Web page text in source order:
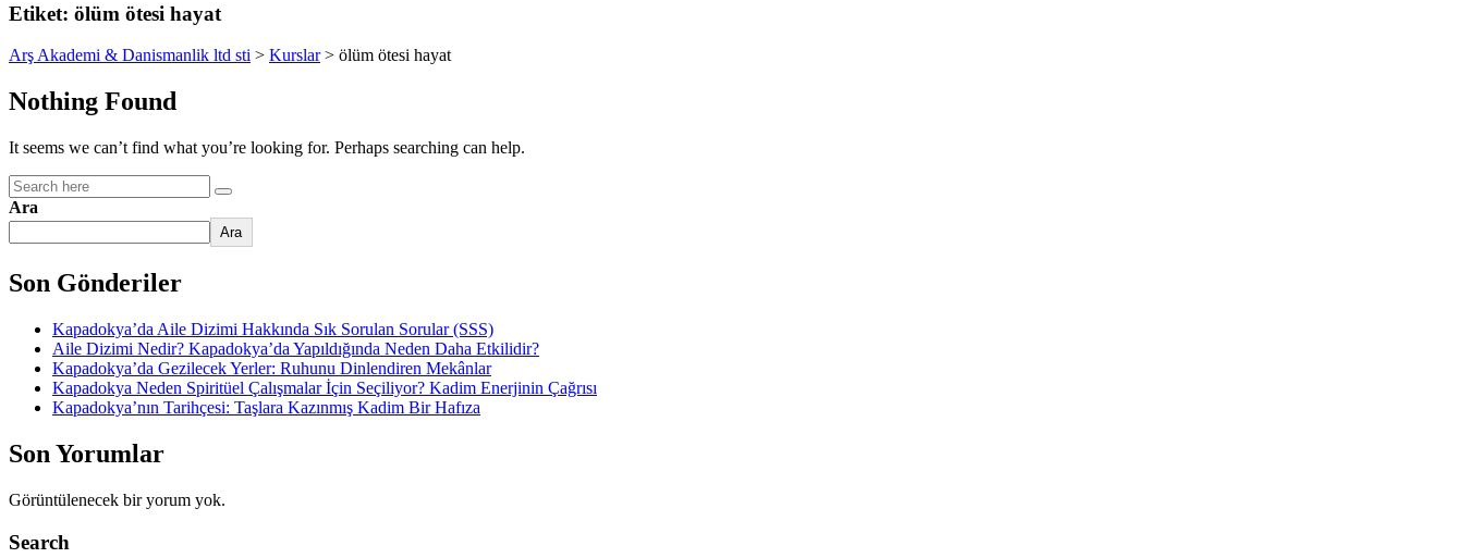
Etiket: ölüm ötesi hayat
Arş Akademi & Danismanlik ltd sti > Kurslar> ölüm ötesi hayat
Nothing Found
It seems we can’t find what you’re looking for. Perhaps searching can help.
Ara
Ara
Son Gönderiler
Kapadokya’da Aile Dizimi Hakkında Sık Sorulan Sorular (SSS)
Aile Dizimi Nedir? Kapadokya’da Yapıldığında Neden Daha Etkilidir?
Kapadokya’da Gezilecek Yerler: Ruhunu Dinlendiren Mekânlar
Kapadokya Neden Spiritüel Çalışmalar İçin Seçiliyor? Kadim Enerjinin Çağrısı
Kapadokya’nın Tarihçesi: Taşlara Kazınmış Kadim Bir Hafıza
Son Yorumlar
Görüntülenecek bir yorum yok.
Search